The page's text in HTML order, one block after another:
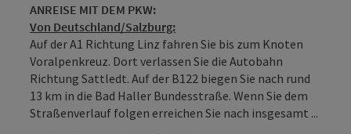
ANREISE MIT DEM PKW:
Von Deutschland/Salzburg:
Auf der A1 Richtung Linz fahren Sie bis zum Knoten
Voralpenkreuz. Dort verlassen Sie die Autobahn
Richtung Sattledt. Auf der B122 biegen Sie nach rund
13 km in die Bad Haller Bundesstraße. Wenn Sie dem
Straßenverlauf folgen erreichen Sie nach insgesamt ...